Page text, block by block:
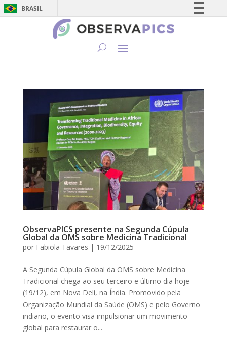
BRASIL
Simplifique!
Canais
ObservaPICS presente na Segunda Cúpula
Global da OMS sobre Medicina Tradicional
por Fabiola Tavares | 19/12/2025
A Segunda Cúpula Global da OMS sobre Medicina
Tradicional chega ao seu terceiro e último dia hoje
(19/12), em Nova Deli, na Índia. Promovido pela
Organização Mundial da Saúde (OMS) e pelo Governo
indiano, o evento visa impulsionar um movimento
global para restaurar o...